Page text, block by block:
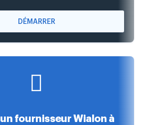
DÉMARRER
fournisseur Wialon à